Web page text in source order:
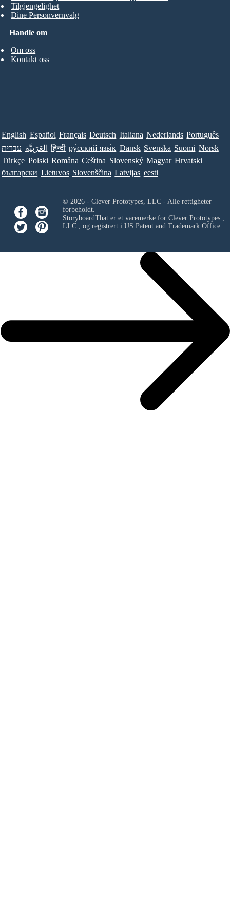
Handle om
Om oss
Kontakt oss
Tilgjengelighet
Dine Personvernvalg
English Español Français Deutsch Italiana Nederlands Português
עברית العَرَبِيَّة हिन्दी ру́сский язы́к Dansk Svenska Suomi Norsk
Türkçe Polski Româna Ceština Slovenský Magyar Hrvatski
български Lietuvos Slovenščina Latvijas eesti
© 2026 - Clever Prototypes, LLC - Alle rettigheter
forbeholdt.
StoryboardThat er et varemerke for Clever Prototypes ,
LLC, og registrert i US Patent and Trademark Office